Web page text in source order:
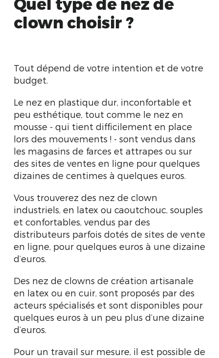
Quel type de nez de
clown choisir ?
Tout dépend de votre intention et de votre
budget.
Le nez en plastique dur, inconfortable et
peu esthétique, tout comme le nez en
mousse - qui tient difficilement en place
lors des mouvements ! - sont vendus dans
les magasins de farces et attrapes ou sur
des sites de ventes en ligne pour quelques
dizaines de centimes à quelques euros.
Vous trouverez des nez de clown
industriels, en latex ou caoutchouc, souples
et confortables, vendus par des
distributeurs parfois dotés de sites de vente
en ligne, pour quelques euros à une dizaine
d’euros.
Des nez de clowns de création artisanale
en latex ou en cuir, sont proposés par des
acteurs spécialisés et sont disponibles pour
quelques euros à un peu plus d’une dizaine
d’euros.
Pour un travail sur mesure, il est possible de